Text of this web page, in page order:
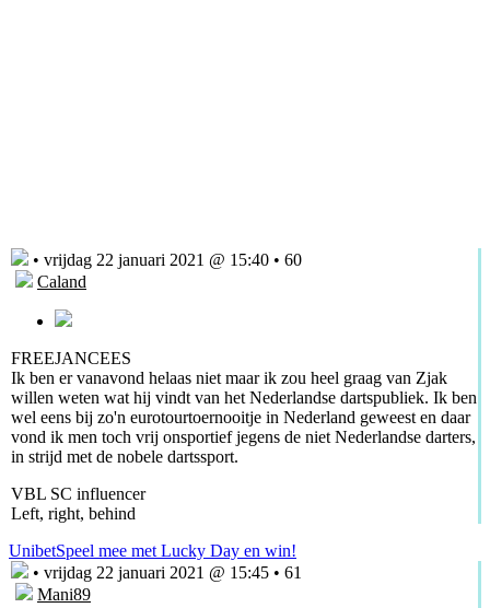
• vrijdag 22 januari 2021 @ 15:40 • 60
Caland
FREEJANCEES
Ik ben er vanavond helaas niet maar ik zou heel graag van Zjak
willen weten wat hij vindt van het Nederlandse dartspubliek. Ik ben
wel eens bij zo'n eurotourtoernooitje in Nederland geweest en daar
vond ik men toch vrij onsportief jegens de niet Nederlandse darters,
in strijd met de nobele dartssport.
VBL SC influencer
Left, right, behind
UnibetSpeel mee met Lucky Day en win!
• vrijdag 22 januari 2021 @ 15:45 • 61
Mani89